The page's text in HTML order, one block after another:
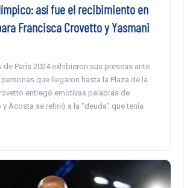
así fue el recibimiento en
Francisca Crovetto y Yasmani
París 2024 exhibieron sus preseas ante
que llegaron hasta la Plaza de la
entregó emotivas palabras de
Acosta se refirió a la “deuda” que tenía